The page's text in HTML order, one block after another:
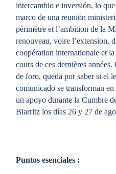
intercambio e inversión, lo
marco de una reunión
périmètre et l’ambition de la
renouveau, voire l’extension,
coopération internationale et
cours de ces dernières
de foro, queda por saber si el
comunicado se transforman
un apoyo durante la Cumbre
Biarritz los días 26 y 27 de
Puntos esenciales :